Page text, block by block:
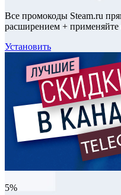
Все промокоды Steam.ru
расширением + применяйте
Установить
5%